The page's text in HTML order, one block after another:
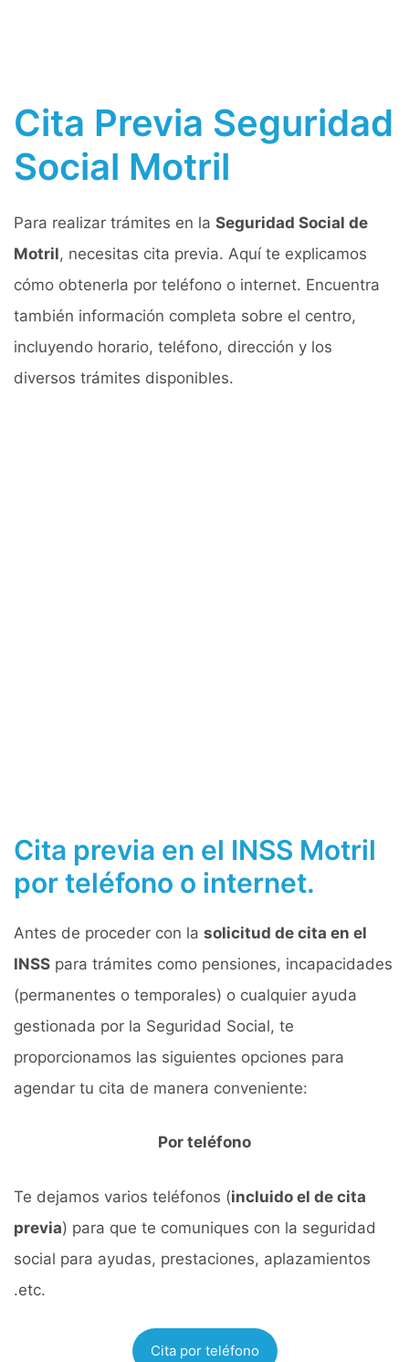
Cita Previa Seguridad
Social Motril
Para realizar trámites en la Seguridad Social de
Motril, necesitas cita previa. Aquí te explicamos
cómo obtenerla por teléfono o internet. Encuentra
también información completa sobre el centro,
incluyendo horario, teléfono, dirección y los
diversos trámites disponibles.
Cita previa en el INSS Motril
por teléfono o internet.
Antes de proceder con la solicitud de cita en el
INSS para trámites como pensiones, incapacidades
(permanentes o temporales) o cualquier ayuda
gestionada por la Seguridad Social, te
proporcionamos las siguientes opciones para
agendar tu cita de manera conveniente:
Por teléfono
Te dejamos varios teléfonos (incluido el de cita
previa) para que te comuniques con la seguridad
social para ayudas, prestaciones, aplazamientos
.etc.
Cita por teléfono